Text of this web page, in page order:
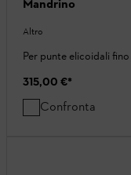
Mandrino
Altro
Per punte elicoidali
315,00 €*
Confronta